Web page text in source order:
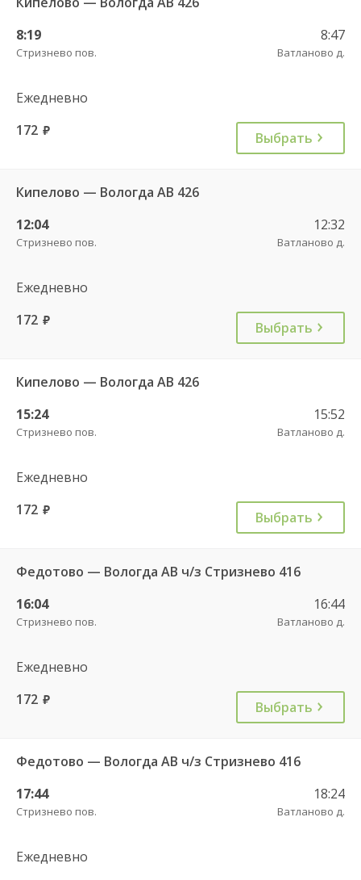
8:19
Стризнево пов.
8:47
Ватланово д.
Ежедневно
172 руб. Выбрать
Кипелово — Вологда АВ 426
12:04
Стризнево пов.
12:32
Ватланово д.
Ежедневно
172 руб. Выбрать
Кипелово — Вологда АВ 426
15:24
Стризнево пов.
15:52
Ватланово д.
Ежедневно
172 руб. Выбрать
Федотово — Вологда АВ ч/з Стризнево 416
16:04
Стризнево пов.
16:44
Ватланово д.
Ежедневно
172 руб. Выбрать
Федотово — Вологда АВ ч/з Стризнево 416
17:44
Стризнево пов.
18:24
Ватланово д.
Ежедневно